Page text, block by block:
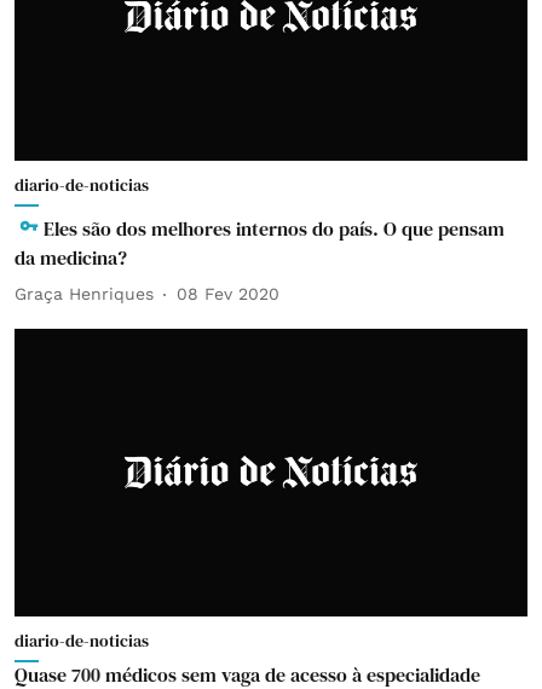
diario-de-noticias
Eles são dos melhores internos do país. O que pensam
da medicina?
Graça Henriques 08 Fev 2020
diario-de-noticias
Quase 700 médicos sem vaga de acesso à especialidade